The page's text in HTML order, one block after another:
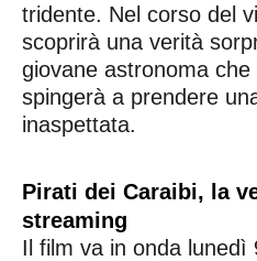
tridente. Nel corso del
scoprirà una verità
giovane astronoma
spingerà a prendere
inaspettata.
Pirati dei Caraibi, la
streaming
Il film va in onda lunedì